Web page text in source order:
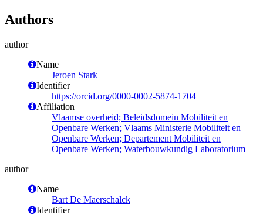
Authors
author
Name
Jeroen Stark
Identifier
https://orcid.org/0000-0002-5874-1704
Affiliation
Vlaamse overheid; Beleidsdomein Mobiliteit en
Openbare Werken; Vlaams Ministerie Mobiliteit en
Openbare Werken; Departement Mobiliteit en
Openbare Werken; Waterbouwkundig Laboratorium
author
Name
Bart De Maerschalck
Identifier